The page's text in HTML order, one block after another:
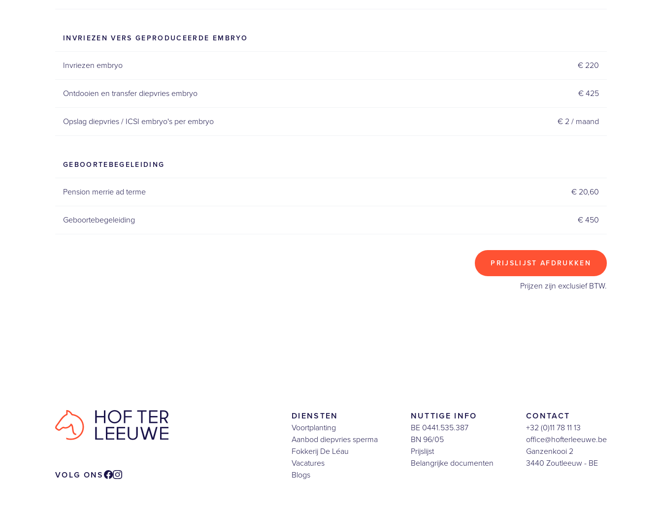
INVRIEZEN VERS GEPRODUCEERDE EMBRYO
Invriezen embryo € 220
Ontdooien en transfer diepvries embryo € 425
Opslag diepvries / ICSI embryo's per embryo € 2 / maand
GEBOORTEBEGELEIDING
Pension merrie ad terme € 20,60
Geboortebegeleiding € 450
PRIJSLIJST AFDRUKKEN
Prijzen zijn exclusief BTW.
VOLG ONS
DIENSTEN
Voortplanting
Aanbod diepvries sperma
Fokkerij De Léau
Vacatures
Blogs
NUTTIGE INFO
BE 0441.535.387
BN 96/05
Prijslijst
Belangrijke documenten
CONTACT
+32 (0)11 78 11 13
office@hofterleeuwe.be
Ganzenkooi 2
3440 Zoutleeuw - BE